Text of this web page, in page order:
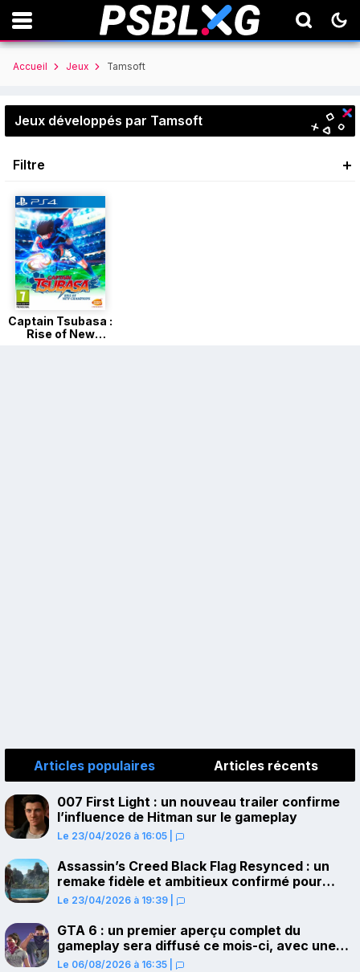
Accueil Jeux Tamsoft
Jeux développés par Tamsoft
Filtre
Captain Tsubasa :
Rise of New
Articles populaires Articles récents
007 First Light : un nouveau trailer confirme
l’influence de Hitman sur le gameplay
Le 23/04/2026 à 16:05
Assassin’s Creed Black Flag Resynced : un
remake fidèle et ambitieux confirmé pour
juillet sur PS5
Le 23/04/2026 à 19:39
GTA 6 : un premier aperçu complet du
gameplay sera diffusé ce mois-ci, avec une
avant-première sur Netflix
Le 06/08/2026 à 16:35